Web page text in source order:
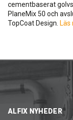
cementbaserat
PlaneMix 50 och
TopCoat Design.
ALFIX NYHEDER